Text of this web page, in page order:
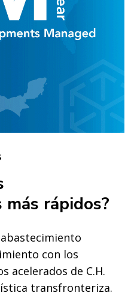
rápidos?
con los
acelerados de C.H.
transfronteriza.